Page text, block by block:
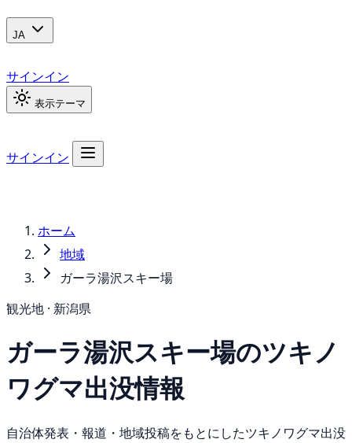
JA
サインイン
表示テーマ
サインイン
ホーム
地域
ガーラ湯沢スキー場
観光地 · 新潟県
ガーラ湯沢スキー場のツキノ
ワグマ出没情報
自治体発表・報道・地域投稿をもとにしたツキノワグマ出没